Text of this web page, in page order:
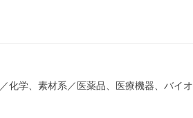
／化学、素材系 ／ 医薬品、医療機器、バイオ